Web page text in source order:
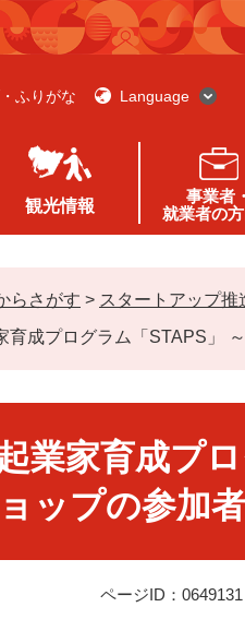
ふりがな Language
観光情報
事業者・
就業者の
らさがす > スタートアップ推
育成プログラム「STAPS」
業家育成プ
ップの参加
ページID：0649131